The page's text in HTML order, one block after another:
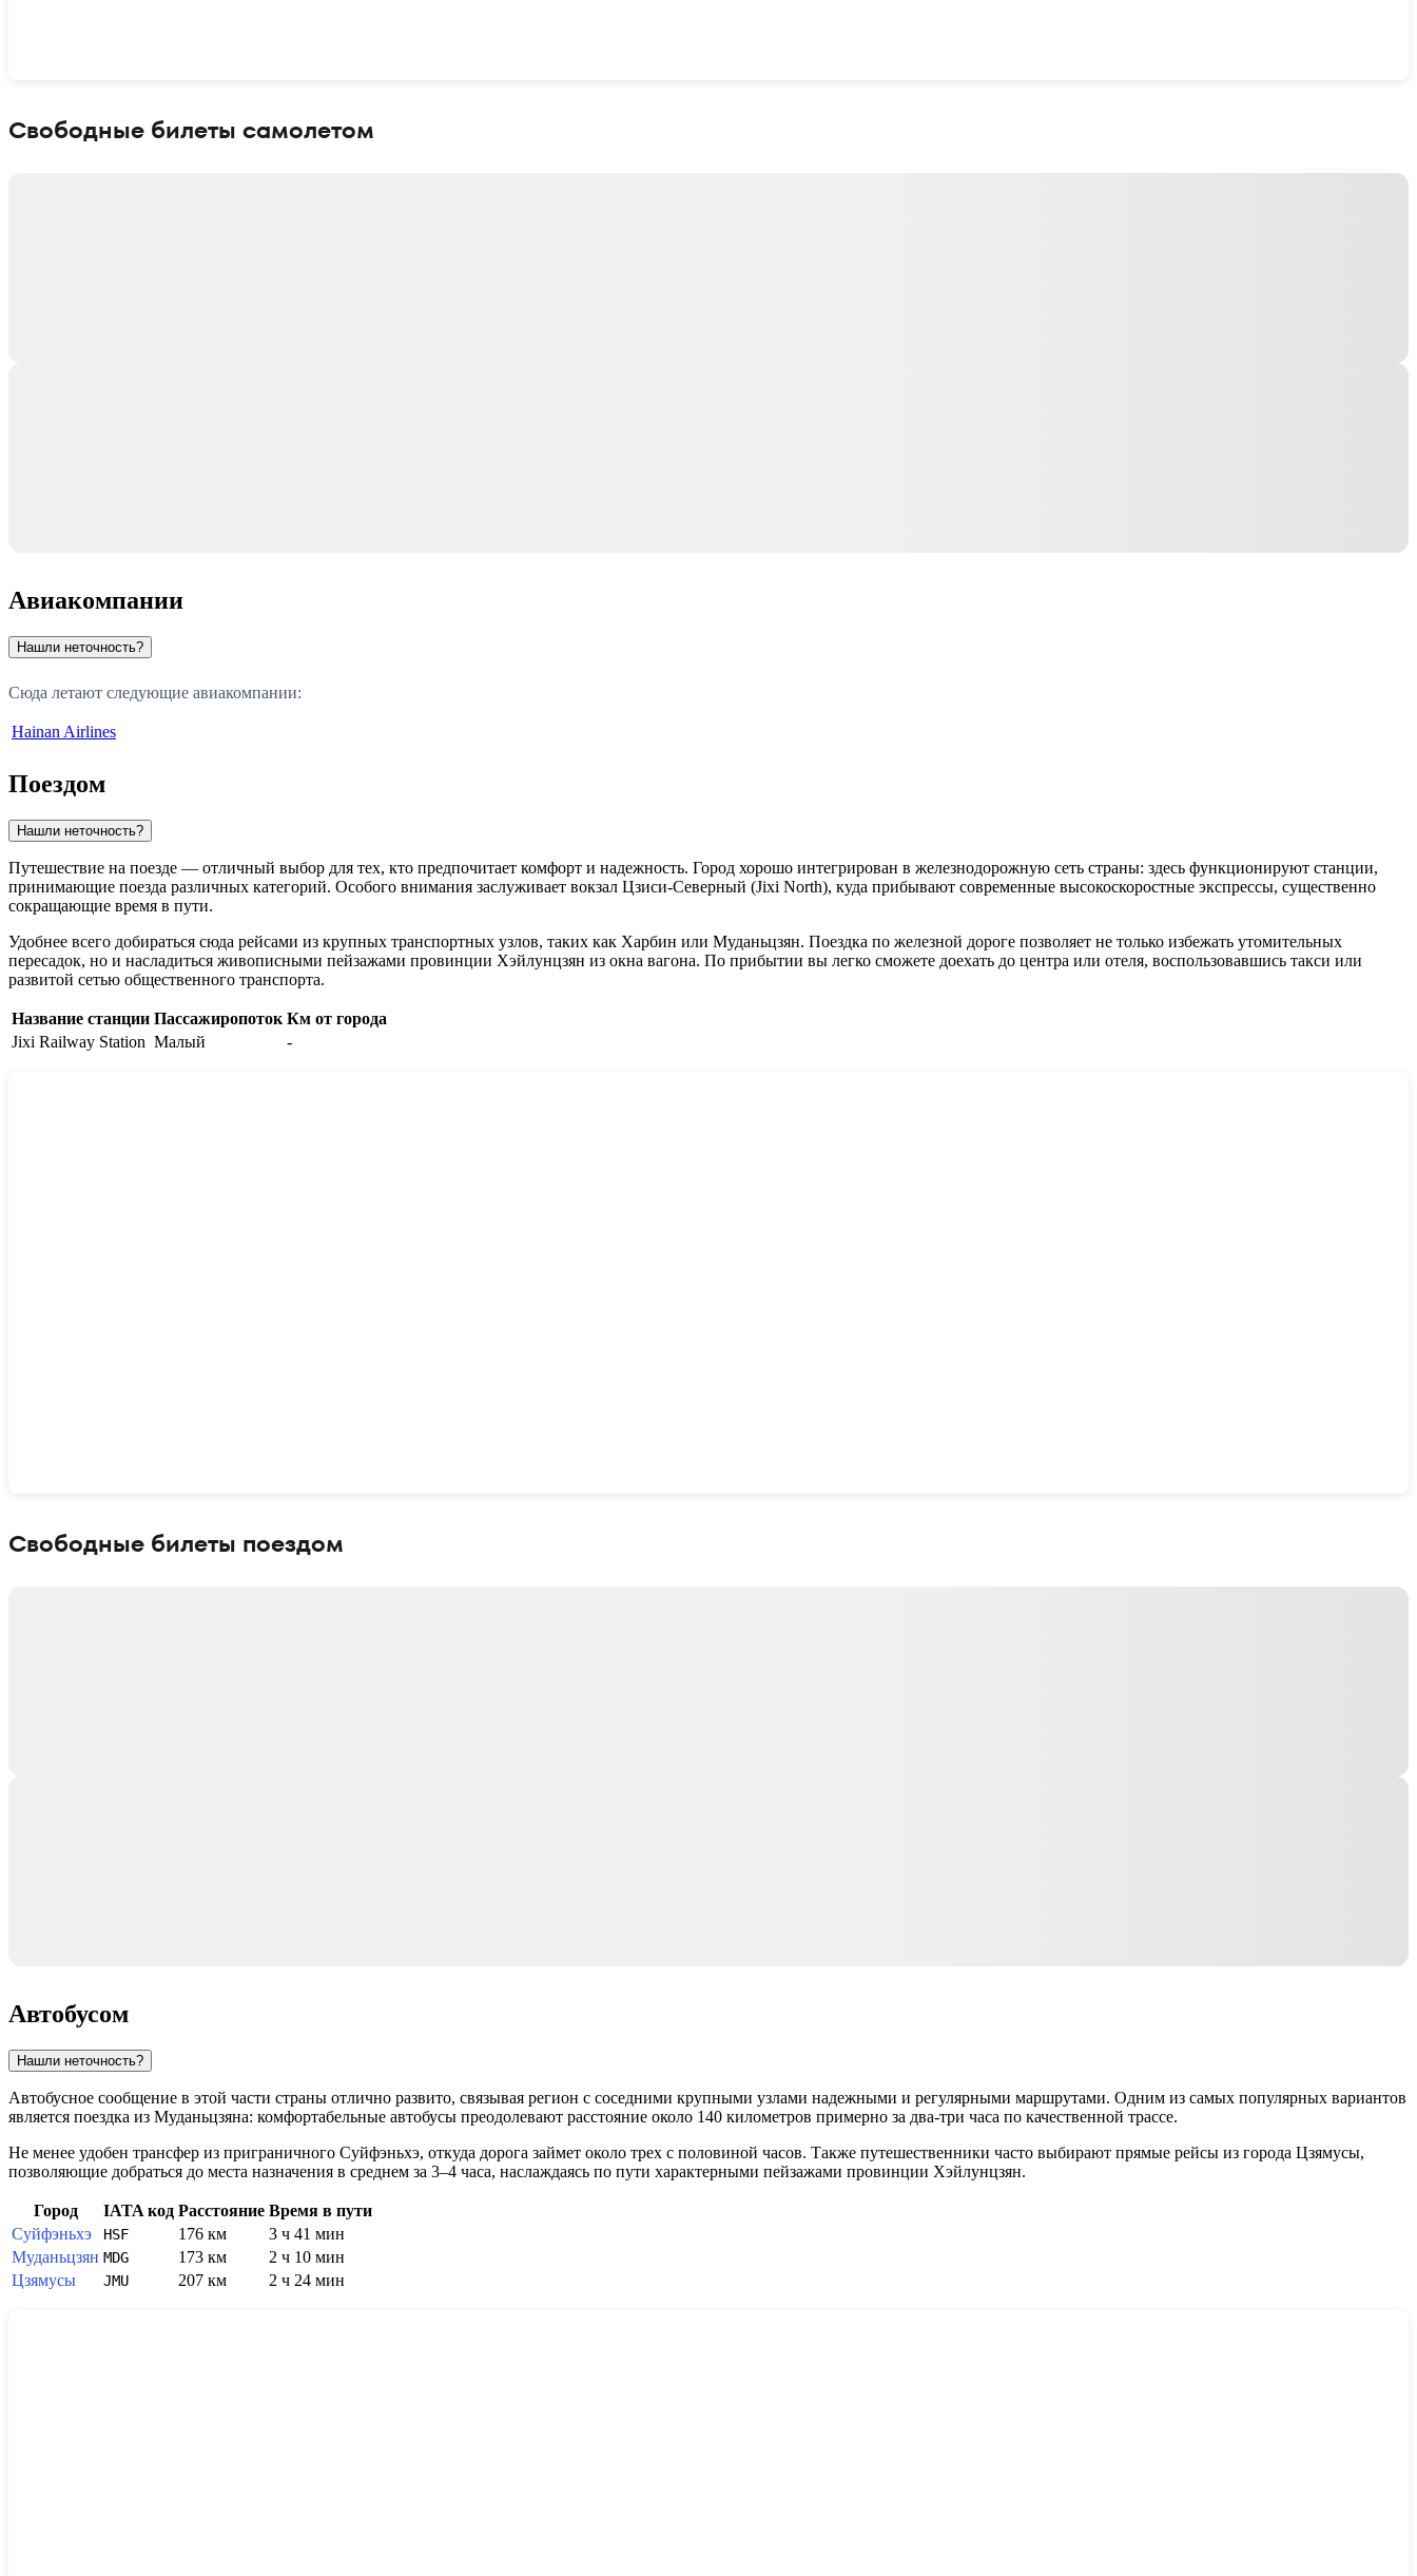
Свободные билеты самолетом
Авиакомпании
Нашли неточность?
Сюда летают следующие авиакомпании:
Hainan Airlines
Поездом
Нашли неточность?
Путешествие на поезде — отличный выбор для тех, кто предпочитает комфорт и надежность. Город хорошо интегрирован в железнодорожную сеть страны: здесь функционируют станции,
принимающие поезда различных категорий. Особого внимания заслуживает вокзал Цзиси-Северный (Jixi North), куда прибывают современные высокоскоростные экспрессы, существенно
сокращающие время в пути.
Удобнее всего добираться сюда рейсами из крупных транспортных узлов, таких как Харбин или Муданьцзян. Поездка по железной дороге позволяет не только избежать утомительных
пересадок, но и насладиться живописными пейзажами провинции Хэйлунцзян из окна вагона. По прибытии вы легко сможете доехать до центра или отеля, воспользовавшись такси или
развитой сетью общественного транспорта.
Название станции Пассажиропоток Км от города
Jixi Railway Station Малый -
Свободные билеты поездом
Автобусом
Нашли неточность?
Автобусное сообщение в этой части страны отлично развито, связывая регион с соседними крупными узлами надежными и регулярными маршрутами. Одним из самых популярных вариантов
является поездка из Муданьцзяна: комфортабельные автобусы преодолевают расстояние около 140 километров примерно за два-три часа по качественной трассе.
Не менее удобен трансфер из приграничного Суйфэньхэ, откуда дорога займет около трех с половиной часов. Также путешественники часто выбирают прямые рейсы из города Цзямусы,
позволяющие добраться до места назначения в среднем за 3–4 часа, наслаждаясь по пути характерными пейзажами провинции Хэйлунцзян.
Город IATA код Расстояние Время в пути
Суйфэньхэ
HSF 176 км
3 ч 41 мин
Муданьцзян MDG 173 км
2 ч 10 мин
Цзямусы
JMU 207 км 2 ч 24 мин